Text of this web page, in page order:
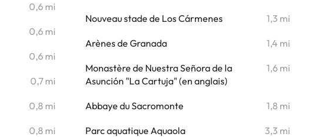
0,6 mi
0,6 mi
0,6 mi
0,7 mi
0,8 mi
0,8 mi
Nouveau stade de Los Cármenes 1,3 mi
Arènes de Granada 1,4 mi
Monastère de Nuestra Señora de la
Asunción "La Cartuja" (en anglais)
1,6 mi
Abbaye du Sacromonte 1,8 mi
Parc aquatique Aquaola 3,3 mi